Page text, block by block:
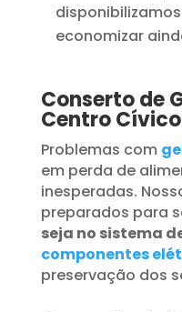
economizar
Conserto de
Centro Cívico
Problemas com
em perda de
inesperadas.
preparados para
seja no sistema
componentes
preservação dos